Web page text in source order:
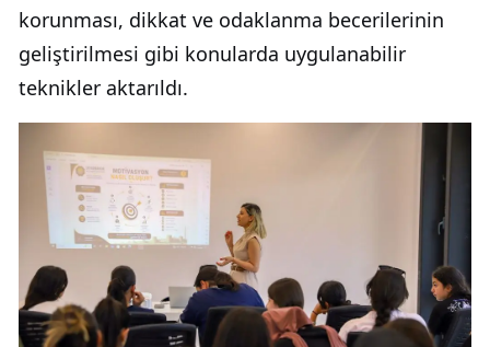
korunması, dikkat ve odaklanma becerilerinin
geliştirilmesi gibi konularda uygulanabilir
teknikler aktarıldı.